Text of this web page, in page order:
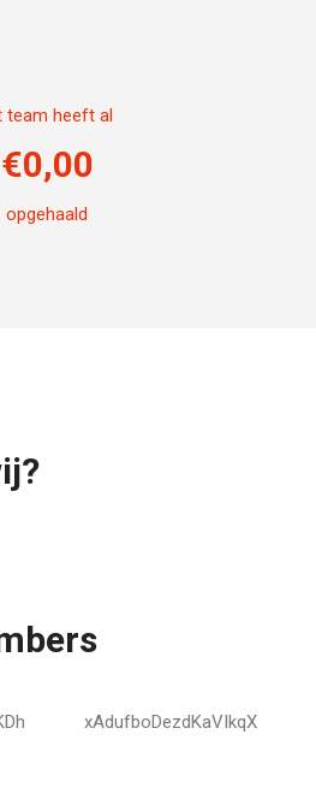
team heeft al
€0,00
opgehaald
xAdufboDezdKaVIkqX